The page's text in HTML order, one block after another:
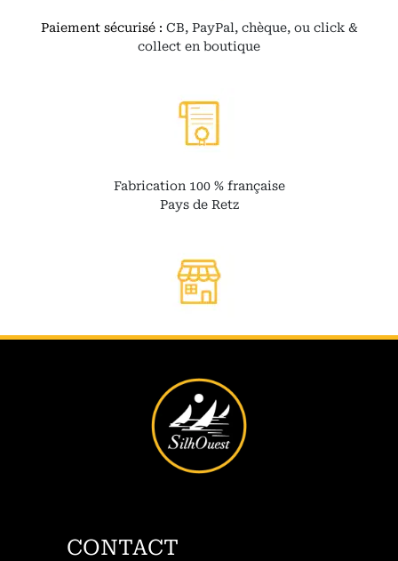
Paiement sécurisé : CB, PayPal, chèque, ou click &
collect en boutique
Fabrication 100 % française
Pays de Retz
CONTACT